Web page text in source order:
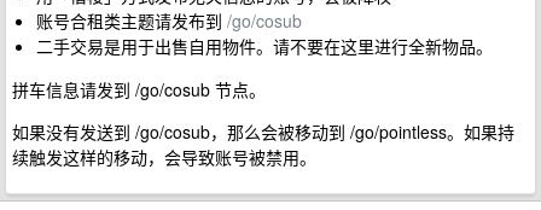
账号合租类主题请发布到 /go/cosub
二手交易是用于出售自用物件。请不要在这里进行全新物品。
拼车信息请发到 /go/cosub 节点。
如果没有发送到 /go/cosub，那么会被移动到 /go/pointless。如果持
续触发这样的移动，会导致账号被禁用。